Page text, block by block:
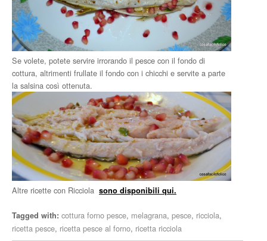
Se volete, potete servire irrorando il pesce con il fondo di
cottura, altrimenti frullate il fondo con i chicchi e servite a parte
la salsina così ottenuta.
Altre ricette con Ricciola sono disponibili qui.
Tagged with: cottura forno pesce, melagrana, pesce, ricciola,
ricetta pesce, ricetta pesce al forno, ricetta ricciola